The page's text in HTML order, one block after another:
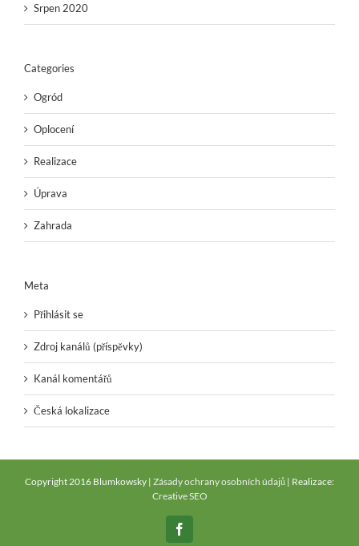
Srpen 2020
Categories
Ogród
Oplocení
Realizace
Úprava
Zahrada
Meta
Přihlásit se
Zdroj kanálů (příspěvky)
Kanál komentářů
Česká lokalizace
Copyright 2016 Blumkowsky | Zásady ochrany osobních údajů | Realizace:
Creative SEO
Facebook